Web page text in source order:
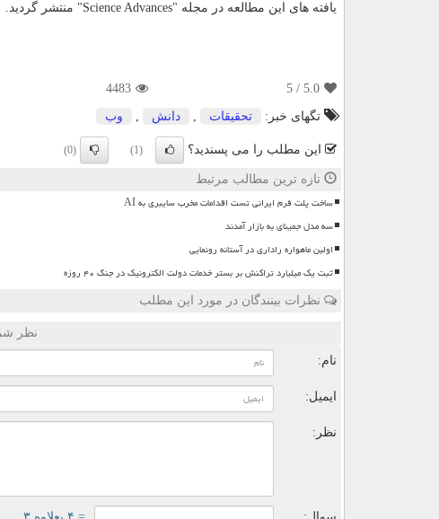
یافته های این مطالعه در مجله "Science Advances" منتشر گردید.
5.0
/ 5
4483
تگهای خبر:
تحقیقات دانش وب
این مطلب را می پسندید؟ (1)
(0)
تازه ترین مطالب مرتبط
ساخت پلت فرم ایرانی تست اقدامات مخرب سایبری به AI
سه مدل جمینای به بازار آمدند
اولین ماهواره راداری در آستانه رونمایی
ثبت یک میلیارد تراکنش بر بستر خدمات دولت الکترونیک در جنگ ۴۰ روزه
نظرات بینندگان در مورد این مطلب
نظر
نام:
ایمیل:
نظر: